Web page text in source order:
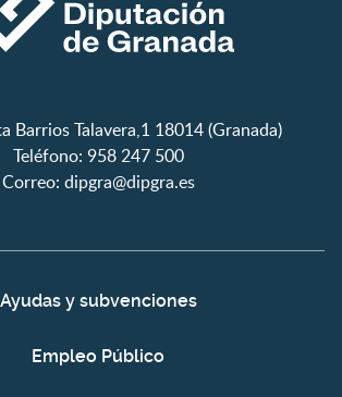
Barrios Talavera,1 18014 (Granada)
Teléfono: 958 247 500
Correo: dipgra@dipgra.es
Ayudas y subvenciones
Empleo Público